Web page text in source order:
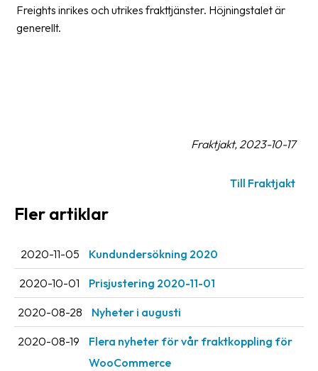
Nedladdningar
Jobb
&
karriär
Nyhetsarkiv
Freights inrikes och utrikes frakttjänster. Höjningstalet är
generellt.
Fraktjakt, 2023-10-17
Till Fraktjakt
Fler artiklar
2020-11-05 Kundundersökning 2020
2020-10-01 Prisjustering 2020-11-01
2020-08-28 Nyheter i augusti
2020-08-19
Flera nyheter för vår fraktkoppling för
WooCommerce